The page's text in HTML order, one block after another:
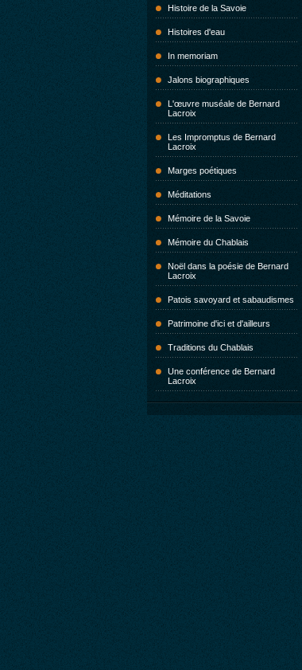
Histoire de la Savoie
Histoires d'eau
In memoriam
Jalons biographiques
L'œuvre muséale de Bernard
Lacroix
Les Impromptus de Bernard
Lacroix
Marges poétiques
Méditations
Mémoire de la Savoie
Mémoire du Chablais
Noël dans la poésie de Bernard
Lacroix
Patois savoyard et sabaudismes
Patrimoine d'ici et d'ailleurs
Traditions du Chablais
Une conférence de Bernard
Lacroix